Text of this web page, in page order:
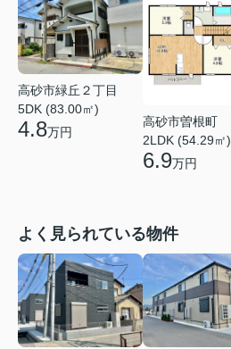
高砂市緑丘２丁目
5DK (83.00㎡)
4.8万円
高砂市曽根町
2LDK (54.29㎡)
6.9万円
よく見られている物件